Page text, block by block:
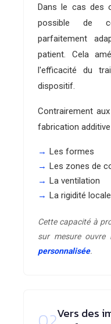
Dans le cas des
possible de
parfaitement
patient. Cela
l'efficacité du
dispositif.
Contrairement
fabrication
Les formes
Les zones de
La ventilation
La rigidité locale
Cette capacité à
sur mesure
personnalisée.
Vers des